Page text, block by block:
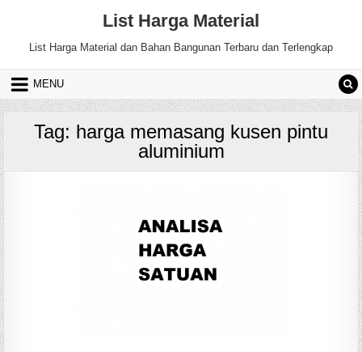
List Harga Material
List Harga Material dan Bahan Bangunan Terbaru dan Terlengkap
MENU
Tag: harga memasang kusen pintu
aluminium